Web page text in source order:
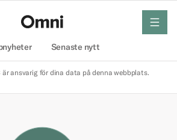
Senaste nytt
meny
ansvarig för dina data på denna webbplats.